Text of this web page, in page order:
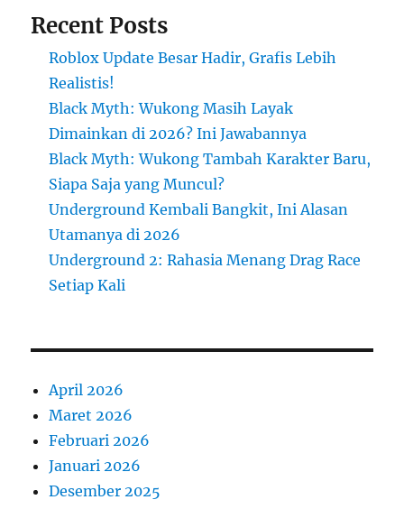
Recent Posts
Roblox Update Besar Hadir, Grafis Lebih
Realistis!
Black Myth: Wukong Masih Layak
Dimainkan di 2026? Ini Jawabannya
Black Myth: Wukong Tambah Karakter Baru,
Siapa Saja yang Muncul?
Underground Kembali Bangkit, Ini Alasan
Utamanya di 2026
Underground 2: Rahasia Menang Drag Race
Setiap Kali
April 2026
Maret 2026
Februari 2026
Januari 2026
Desember 2025